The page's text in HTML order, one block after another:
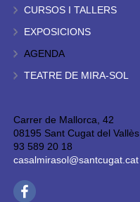
CURSOS I TALLERS
EXPOSICIONS
AGENDA
TEATRE DE MIRA-SOL
Carrer de Mallorca, 42
08195 Sant Cugat del Vallès
93 589 20 18
casalmirasol@santcugat.cat